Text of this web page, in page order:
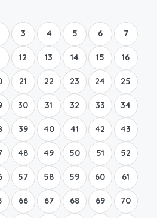
3 4 5 6 7
12 13 14 15 16
21 22 23 24 25
30 31 32 33 34
39 40 41 42 43
48 49 50 51 52
57 58 59 60 61
66 67 68 69 70